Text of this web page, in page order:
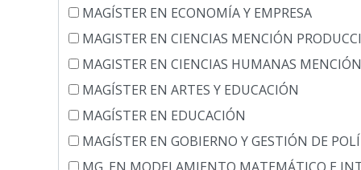
MAGÍSTER EN ECONOMÍA Y EMPRESA
MAGISTER EN CIENCIAS MENCIÓN
MAGISTER EN CIENCIAS HUMANAS
MAGÍSTER EN ARTES Y EDUCACIÓN
MAGÍSTER EN EDUCACIÓN
MAGÍSTER EN GOBIERNO Y GESTIÓN DE